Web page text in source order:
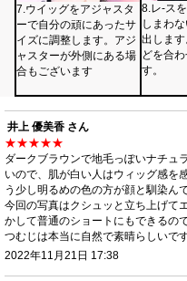
7.ウイッグをアジャスタ
ーで自分の頑にあったサ
イズに調整します。アジ
ャスターが外側にある場
合もございます
8.レ-ス
しまわ
出しま
どを合
す。
井上 優美香 さん
★★★★★
ダークブラウンで地毛っぽいナチュ
いので、肌が白い人はウィッグ感を
う少し明るめの色の方が顔と馴染ん
今回の写真はクシュッと立ち上げて
かして普通のショートにもできるの
つむじは本当に自然で素晴らしいで
2022年11月21日 17:38